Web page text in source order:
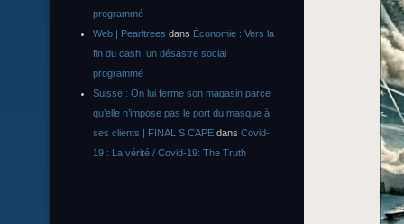
programmé
Web | Pearltrees dans Économie : Vers la
fin du cash, un désastre social
programmé
Suisse : On lui ferme son magasin parce
qu’elle n’impose pas le port du masque à
ses clients | FINAL S CAPE dans Covid-
19 : La vérité / Covid-19: The Truth